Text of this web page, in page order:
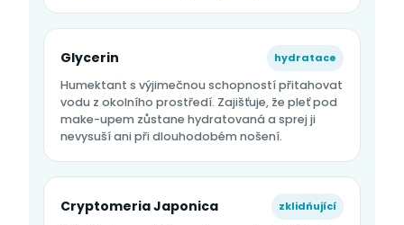
Glycerin hydratace
Humektant s výjimečnou schopností přitahovat
vodu z okolního prostředí. Zajišťuje, že pleť pod
make-upem zůstane hydratovaná a sprej ji
nevysuší ani při dlouhodobém nošení.
Cryptomeria Japonica zklidňující